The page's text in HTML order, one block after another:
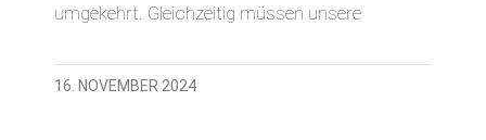
umgekehrt. Gleichzeitig müssen unsere
16. NOVEMBER 2024